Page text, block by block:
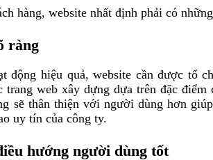
hàng, website nhất định phải có
ràng
động hiệu quả, website cần được tổ
trang web xây dựng dựa trên đặc
sẽ thân thiện với người dùng hơn
uy tín của công ty.
hướng người dùng tốt